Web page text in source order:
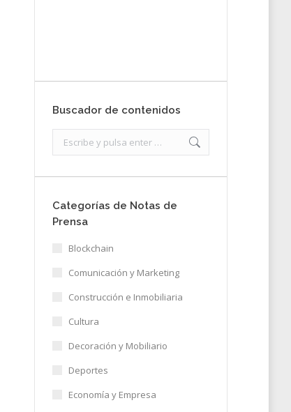
Buscador de contenidos
Categorías de Notas de
Prensa
Blockchain
Comunicación y Marketing
Construcción e Inmobiliaria
Cultura
Decoración y Mobiliario
Deportes
Economía y Empresa